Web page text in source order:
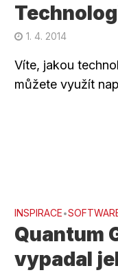
1. 4. 2014
Víte, jakou
můžete využít
INSPIRACE•
Quantum
vypadal